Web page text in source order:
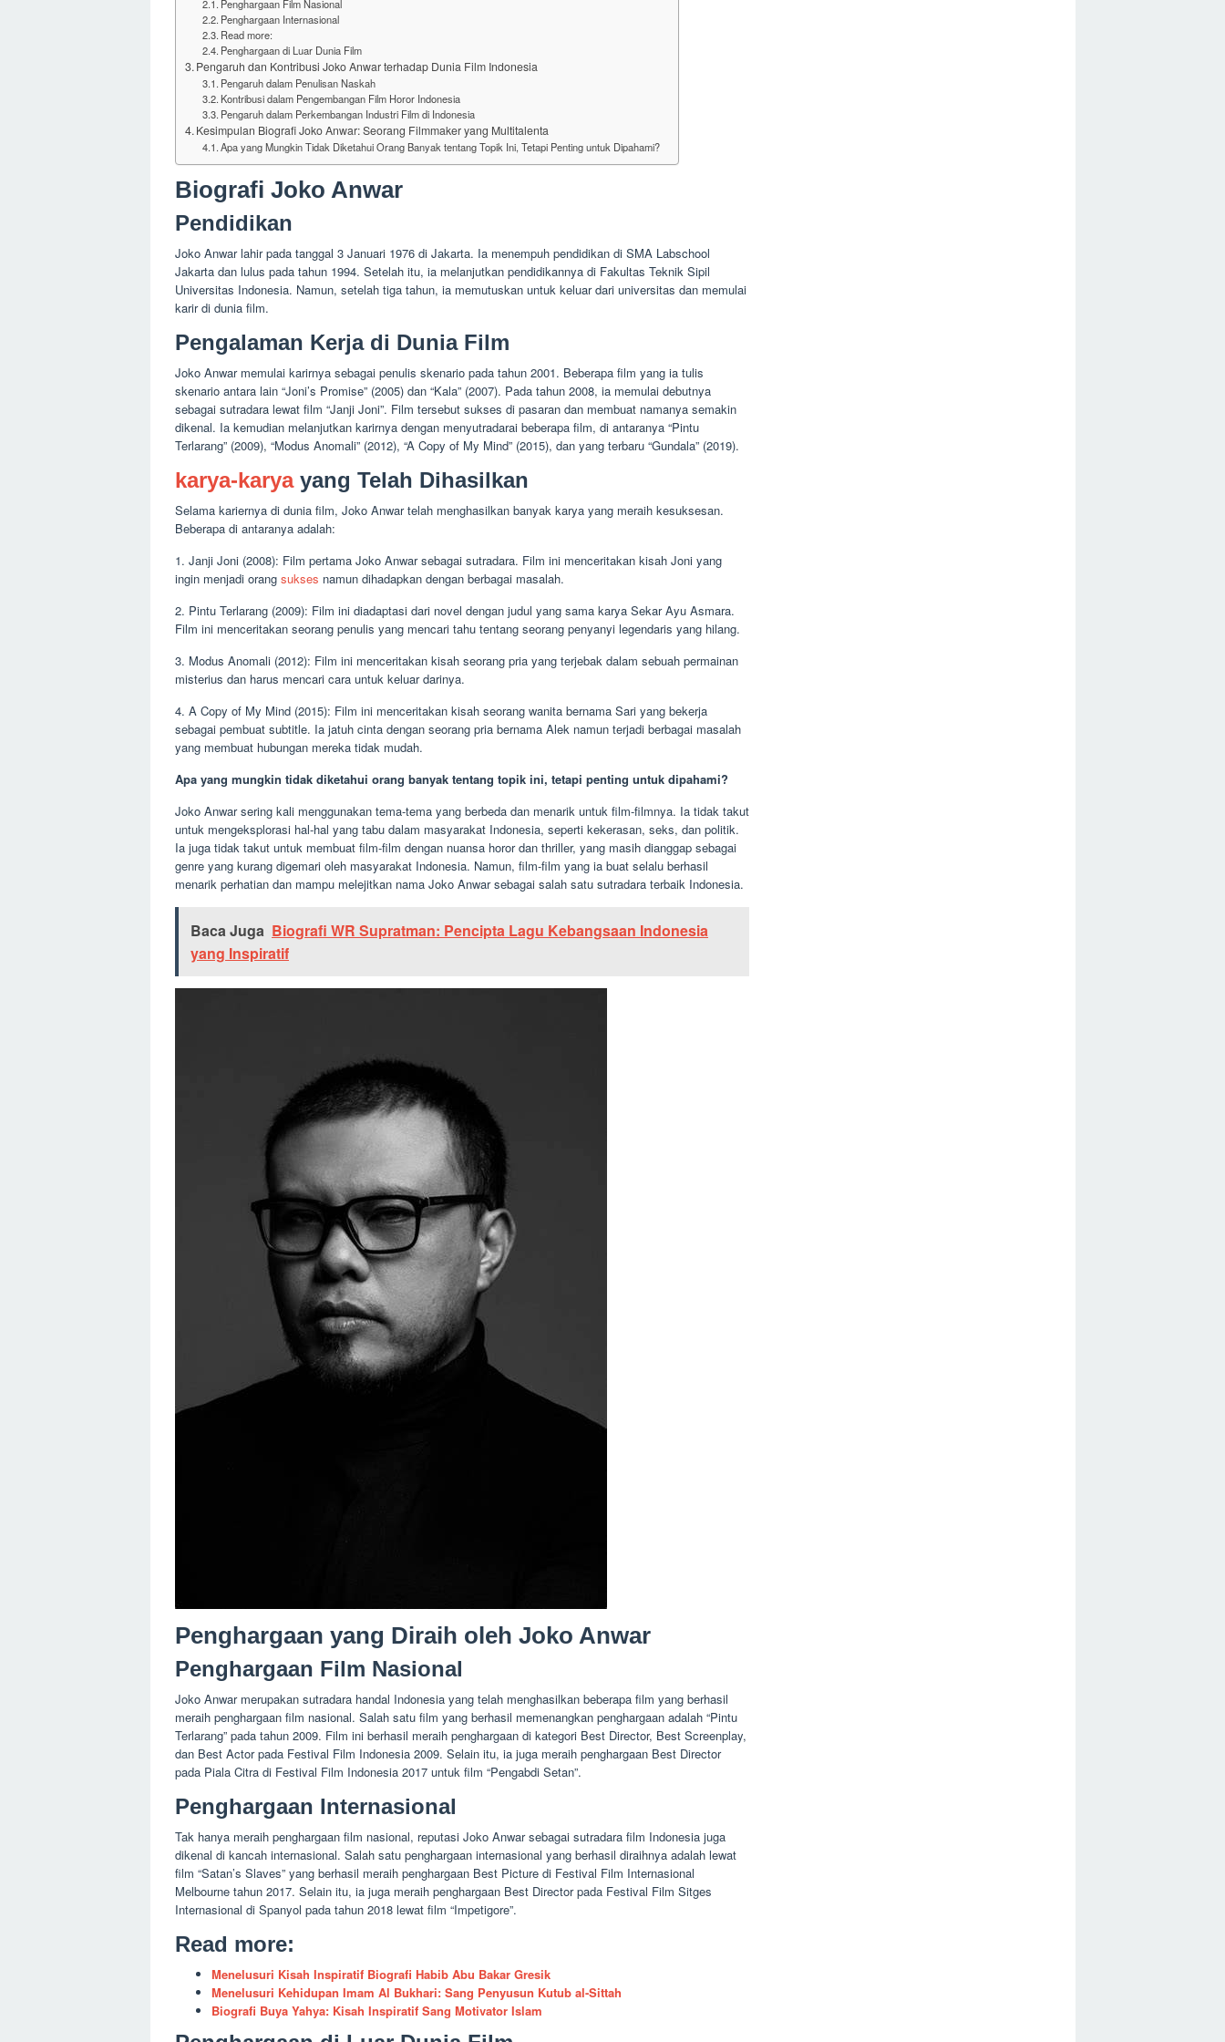
Penghargaan Film Nasional
Penghargaan Internasional
Read more:
Penghargaan di Luar Dunia Film
Pengaruh dan Kontribusi Joko Anwar terhadap Dunia Film Indonesia
Pengaruh dalam Penulisan Naskah
Kontribusi dalam Pengembangan Film Horor Indonesia
Pengaruh dalam Perkembangan Industri Film di Indonesia
Kesimpulan Biografi Joko Anwar: Seorang Filmmaker yang Multitalenta
Apa yang Mungkin Tidak Diketahui Orang Banyak tentang Topik Ini, Tetapi Penting untuk Dipahami?
Biografi Joko Anwar
Pendidikan
Joko Anwar lahir pada tanggal 3 Januari 1976 di Jakarta. Ia menempuh pendidikan di SMA Labschool
Jakarta dan lulus pada tahun 1994. Setelah itu, ia melanjutkan pendidikannya di Fakultas Teknik Sipil
Universitas Indonesia. Namun, setelah tiga tahun, ia memutuskan untuk keluar dari universitas dan memulai
karir di dunia film.
Pengalaman Kerja di Dunia Film
Joko Anwar memulai karirnya sebagai penulis skenario pada tahun 2001. Beberapa film yang ia tulis
skenario antara lain “Joni’s Promise” (2005) dan “Kala” (2007). Pada tahun 2008, ia memulai debutnya
sebagai sutradara lewat film “Janji Joni”. Film tersebut sukses di pasaran dan membuat namanya semakin
dikenal. Ia kemudian melanjutkan karirnya dengan menyutradarai beberapa film, di antaranya “Pintu
Terlarang” (2009), “Modus Anomali” (2012), “A Copy of My Mind” (2015), dan yang terbaru “Gundala” (2019).
karya-karyayang Telah Dihasilkan
Selama kariernya di dunia film, Joko Anwar telah menghasilkan banyak karya yang meraih kesuksesan.
Beberapa di antaranya adalah:
1. Janji Joni (2008): Film pertama Joko Anwar sebagai sutradara. Film ini menceritakan kisah Joni yang
ingin menjadi orang sukses namun dihadapkan dengan berbagai masalah.
2. Pintu Terlarang (2009): Film ini diadaptasi dari novel dengan judul yang sama karya Sekar Ayu Asmara.
Film ini menceritakan seorang penulis yang mencari tahu tentang seorang penyanyi legendaris yang hilang.
3. Modus Anomali (2012): Film ini menceritakan kisah seorang pria yang terjebak dalam sebuah permainan
misterius dan harus mencari cara untuk keluar darinya.
4. A Copy of My Mind (2015): Film ini menceritakan kisah seorang wanita bernama Sari yang bekerja
sebagai pembuat subtitle. Ia jatuh cinta dengan seorang pria bernama Alek namun terjadi berbagai masalah
yang membuat hubungan mereka tidak mudah.
Apa yang mungkin tidak diketahui orang banyak tentang topik ini, tetapi penting untuk dipahami?
Joko Anwar sering kali menggunakan tema-tema yang berbeda dan menarik untuk film-filmnya. Ia tidak takut
untuk mengeksplorasi hal-hal yang tabu dalam masyarakat Indonesia, seperti kekerasan, seks, dan politik.
Ia juga tidak takut untuk membuat film-film dengan nuansa horor dan thriller, yang masih dianggap sebagai
genre yang kurang digemari oleh masyarakat Indonesia. Namun, film-film yang ia buat selalu berhasil
menarik perhatian dan mampu melejitkan nama Joko Anwar sebagai salah satu sutradara terbaik Indonesia.
Baca Juga Biografi WR Supratman: Pencipta Lagu Kebangsaan Indonesia
yang Inspiratif
Penghargaan yang Diraih oleh Joko Anwar
Penghargaan Film Nasional
Joko Anwar merupakan sutradara handal Indonesia yang telah menghasilkan beberapa film yang berhasil
meraih penghargaan film nasional. Salah satu film yang berhasil memenangkan penghargaan adalah “Pintu
Terlarang” pada tahun 2009. Film ini berhasil meraih penghargaan di kategori Best Director, Best Screenplay,
dan Best Actor pada Festival Film Indonesia 2009. Selain itu, ia juga meraih penghargaan Best Director
pada Piala Citra di Festival Film Indonesia 2017 untuk film “Pengabdi Setan”.
Penghargaan Internasional
Tak hanya meraih penghargaan film nasional, reputasi Joko Anwar sebagai sutradara film Indonesia juga
dikenal di kancah internasional. Salah satu penghargaan internasional yang berhasil diraihnya adalah lewat
film “Satan’s Slaves” yang berhasil meraih penghargaan Best Picture di Festival Film Internasional
Melbourne tahun 2017. Selain itu, ia juga meraih penghargaan Best Director pada Festival Film Sitges
Internasional di Spanyol pada tahun 2018 lewat film “Impetigore”.
Read more:
Menelusuri Kisah Inspiratif Biografi Habib Abu Bakar Gresik
Menelusuri Kehidupan Imam Al Bukhari: Sang Penyusun Kutub al-Sittah
Biografi Buya Yahya: Kisah Inspiratif Sang Motivator Islam